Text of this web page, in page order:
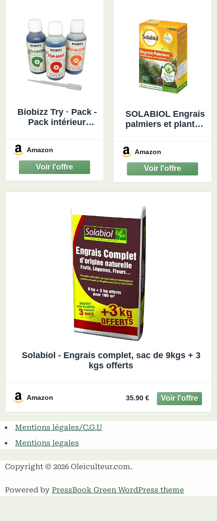
Biobizz Try · Pack -
Pack intérieur
organiques 3x250ml
Amazon
SOLABIOL Engrais
palmiers et plantes
en Agriculture
Biologique
SOPALMY15
Amazon
Solabiol - Engrais complet, sac de 9kgs + 3
kgs offerts
Amazon 35.90 €
Mentions légales/C.G.U
Mentions legales
Copyright © 2026 Oleiculteur.com.
Powered by PressBook Green WordPress theme